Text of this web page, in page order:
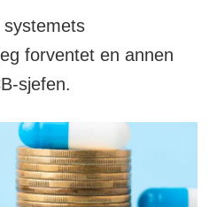
systemets
forventet en annen
sjefen.